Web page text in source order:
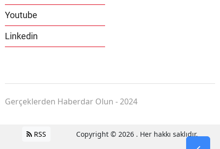
Youtube
Linkedin
Gerçeklerden Haberdar Olun - 2024
RSS Copyright © 2026 . Her hakkı saklıdır.